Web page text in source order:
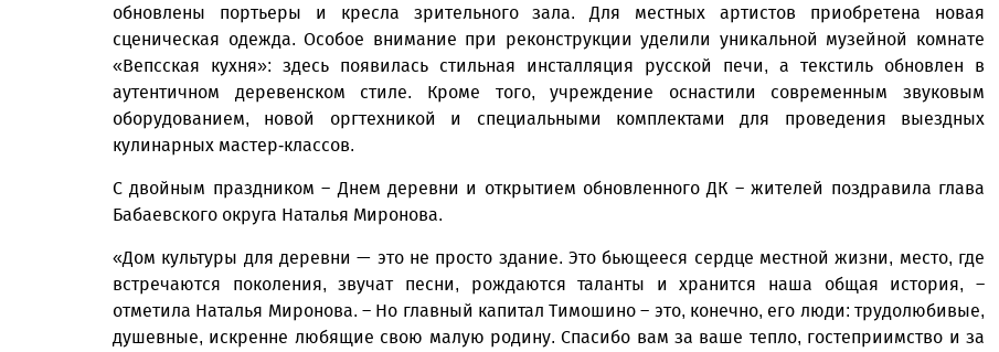
обновлены портьеры и кресла зрительного зала. Для местных артистов приобретена новая
сценическая одежда. Особое внимание при реконструкции уделили уникальной музейной комнате
«Вепсская кухня»: здесь появилась стильная инсталляция русской печи, а текстиль обновлен в
аутентичном деревенском стиле. Кроме того, учреждение оснастили современным звуковым
оборудованием, новой оргтехникой и специальными комплектами для проведения выездных
кулинарных мастер-классов.
С двойным праздником – Днем деревни и открытием обновленного ДК – жителей поздравила глава
Бабаевского округа Наталья Миронова.
«Дом культуры для деревни — это не просто здание. Это бьющееся сердце местной жизни, место, где
встречаются поколения, звучат песни, рождаются таланты и хранится наша общая история, –
отметила Наталья Миронова. – Но главный капитал Тимошино – это, конечно, его люди: трудолюбивые,
душевные, искренне любящие свою малую родину. Спасибо вам за ваше тепло, гостеприимство и за